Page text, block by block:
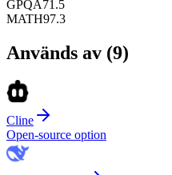
GPQA71.5
MATH97.3
Används av (9)
Cline
Open-source option